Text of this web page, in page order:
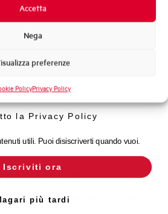
Accetta
Nega
preferenze
PolicyPrivacy Policy
e Telecontrollo
ELEMENTO
DOWNLOAD
,progettisti
aggiornamenti, novità di
la Privacy Policy
utili. Puoi disiscriverti quando vuoi.
Iscriviti ora
più tardi